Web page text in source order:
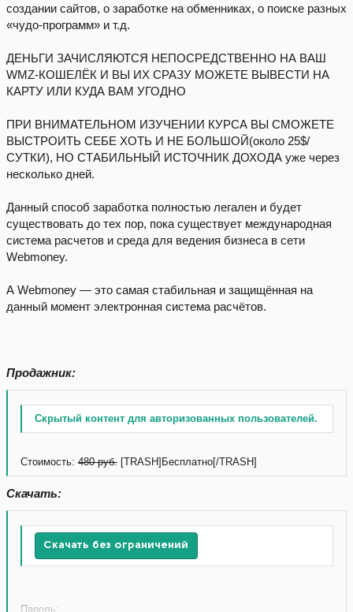
создании сайтов, о заработке на обменниках, о поиске разных
«чудо-программ» и т.д.
ДЕНЬГИ ЗАЧИСЛЯЮТСЯ НЕПОСРЕДСТВЕННО НА ВАШ
WMZ-КОШЕЛЁК И ВЫ ИХ СРАЗУ МОЖЕТЕ ВЫВЕСТИ НА
КАРТУ ИЛИ КУДА ВАМ УГОДНО
ПРИ ВНИМАТЕЛЬНОМ ИЗУЧЕНИИ КУРСА ВЫ СМОЖЕТЕ
ВЫСТРОИТЬ СЕБЕ ХОТЬ И НЕ БОЛЬШОЙ(около 25$/
СУТКИ), НО СТАБИЛЬНЫЙ ИСТОЧНИК ДОХОДА уже через
несколько дней.
Данный способ заработка полностью легален и будет
существовать до тех пор, пока существует международная
система расчетов и среда для ведения бизнеса в сети
Webmoney.
А Webmoney — это самая стабильная и защищённая на
данный момент электронная система расчётов.
Продажник:
Скрытый контент для авторизованных пользователей.
Стоимость: 480 руб. [TRASH]Бесплатно[/TRASH]
Скачать:
Скачать без ограничений
Пароль: